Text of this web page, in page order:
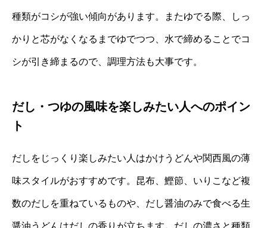
種類がコシが強い傾向があります。またゆでる際、しっ
かりと芯がなくなるまでゆでつつ、水で締めることでコ
シが引き締まるので、調理方法も大事です。
だし・つゆの風味を楽しみたい人へのポイン
ト
だしをじっくり楽しみたい人はかけうどんや関西風の薄
味スタイルがおすすめです。昆布、鰹節、いりこなど複
数のだしを重ねているものや、だし醤油のみで食べる生